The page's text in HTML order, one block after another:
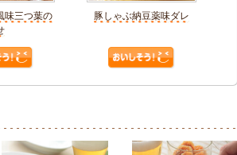
味三つ葉の
豚しゃぶ納豆薬味ダレ